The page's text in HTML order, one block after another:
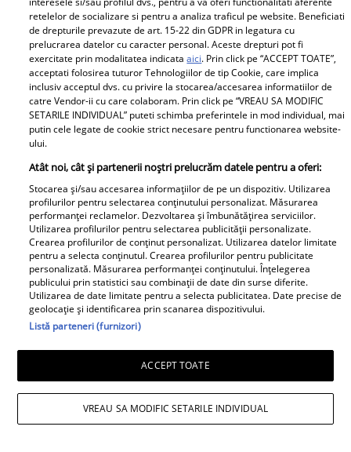
Daniela Nane, dezvăluiri după
despărțirea de Octavian Ene. Cum se
simte actrița: „Nu simt nicio lipsă”
retelelor de socializare si pentru a analiza traficul pe website. Beneficiati
de drepturile prevazute de art. 15-22 din GDPR in legatura cu
prelucrarea datelor cu caracter personal. Aceste drepturi pot fi
exercitate prin modalitatea indicataaici. Prin click pe “ACCEPT TOATE”,
acceptati folosirea tuturor Tehnologiilor de tip Cookie, care implica
inclusiv acceptul dvs. cu privire la stocarea/accesarea informatiilor de
catre Vendor-ii cu care colaboram. Prin click pe “VREAU SA MODIFIC
SETARILE INDIVIDUAL” puteti schimba preferintele in mod individual, mai
putin cele legate de cookie strict necesare pentru functionarea website-
ului.
Atât noi, cât și partenerii noștri prelucrăm datele pentru a oferi:
Stocarea și/sau accesarea informațiilor de pe un dispozitiv. Utilizarea
profilurilor pentru selectarea conținutului personalizat. Măsurarea
performanței reclamelor. Dezvoltarea și îmbunătățirea serviciilor.
Utilizarea profilurilor pentru selectarea publicității personalizate.
Crearea profilurilor de conținut personalizat. Utilizarea datelor limitate
pentru a selecta conținutul. Crearea profilurilor pentru publicitate
personalizată. Măsurarea performanței conținutului. Înțelegerea
publicului prin statistici sau combinații de date din surse diferite.
Utilizarea de date limitate pentru a selecta publicitatea. Date precise de
geolocație și identificarea prin scanarea dispozitivului.
Listă parteneri (furnizori)
ACCEPT TOATE
VREAU SA MODIFIC SETARILE INDIVIDUAL